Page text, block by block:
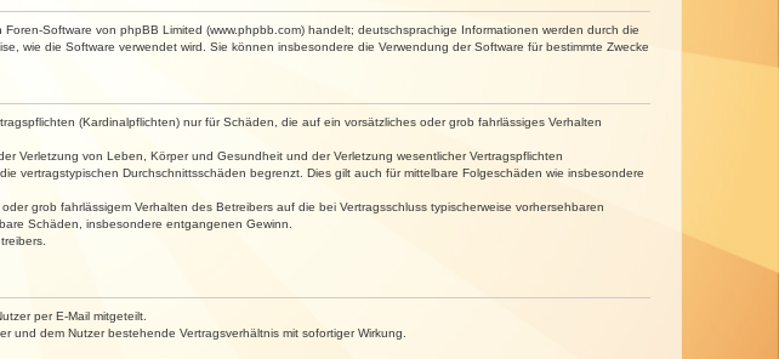
Foren-Software von phpBB Limited (www.phpbb.com) handelt; deutschsprachige Informationen werden durch die
wie die Software verwendet wird. Sie können insbesondere die Verwendung der Software für bestimmte Zwecke
(Kardinalpflichten) nur für Schäden, die auf ein vorsätzliches oder grob fahrlässiges Verhalten
Verletzung von Leben, Körper und Gesundheit und der Verletzung wesentlicher Vertragspflichten
vertragstypischen Durchschnittsschäden begrenzt. Dies gilt auch für mittelbare Folgeschäden wie insbesondere
grob fahrlässigem Verhalten des Betreibers auf die bei Vertragsschluss typischerweise vorhersehbaren
Schäden, insbesondere entgangenen Gewinn.
per E-Mail mitgeteilt.
dem Nutzer bestehende Vertragsverhältnis mit sofortiger Wirkung.